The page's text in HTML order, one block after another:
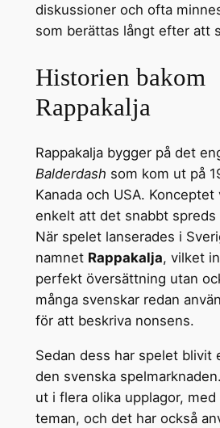
diskussioner och ofta
som berättas långt efter att
Historien bakom
Rappakalja
Rappakalja bygger på det
Balderdash som kom ut på
Kanada och USA. Konceptet
enkelt att det snabbt spreds
När spelet lanserades i
namnet Rappakalja, vilket
perfekt översättning utan
många svenskar redan
för att beskriva nonsens.
Sedan dess har spelet blivit
den svenska
ut i flera olika upplagor,
teman, och det har också